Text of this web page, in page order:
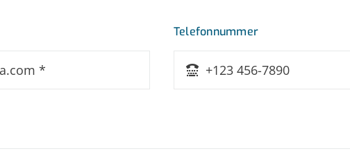
Telefonnummer